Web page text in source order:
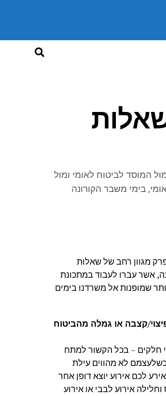
המוסד לביטוח לאומי ומול
בימי משבר הקורונה
מגוון רחב של שאלות
אשר עברו לעבוד במתכונת
שמופנות אל משרדנו בימים
קצבה או גמלה מהביטוח
חלקים – בכל הקשור למתח
לא מהווים עילת
לכם אירוע יוצא דופן אחר
אירוע לבבי או אירוע